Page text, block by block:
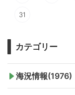
31
カテゴリー
海況情報(1976)